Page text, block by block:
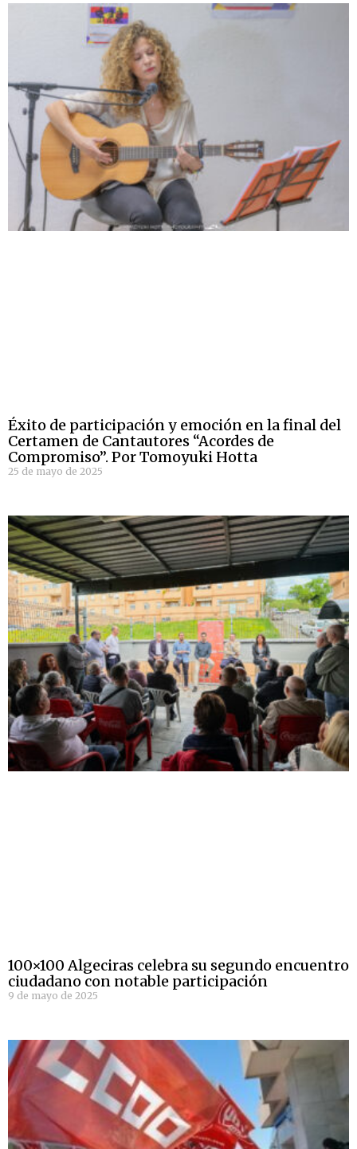
Éxito de participación y emoción en la final del
Certamen de Cantautores “Acordes de
Compromiso”. Por Tomoyuki Hotta
25 de mayo de 2025
100×100 Algeciras celebra su segundo encuentro
ciudadano con notable participación
9 de mayo de 2025